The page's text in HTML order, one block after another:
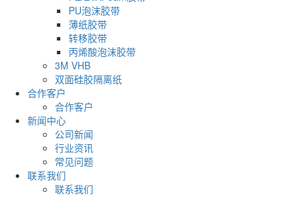
PU泡沫胶带
薄纸胶带
转移胶带
丙烯酸泡沫胶带
3M VHB
双面硅胶隔离纸
合作客户
合作客户
新闻中心
公司新闻
行业资讯
常见问题
联系我们
联系我们